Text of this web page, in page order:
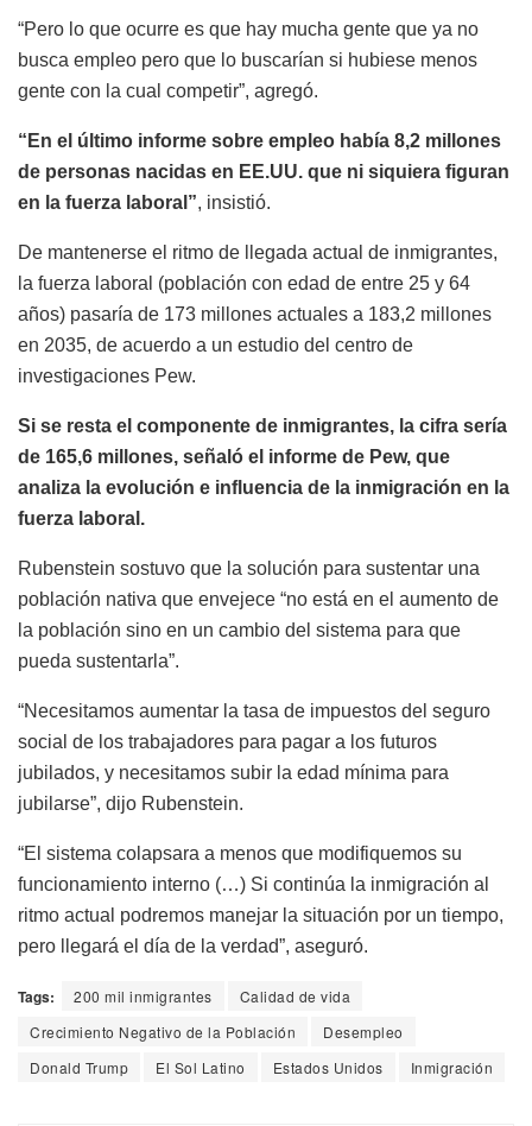
“Pero lo que ocurre es que hay mucha gente que ya no
busca empleo pero que lo buscarían si hubiese menos
gente con la cual competir”, agregó.
“En el último informe sobre empleo había 8,2 millones
de personas nacidas en EE.UU. que ni siquiera figuran
en la fuerza laboral”, insistió.
De mantenerse el ritmo de llegada actual de inmigrantes,
la fuerza laboral (población con edad de entre 25 y 64
años) pasaría de 173 millones actuales a 183,2 millones
en 2035, de acuerdo a un estudio del centro de
investigaciones Pew.
Si se resta el componente de inmigrantes, la cifra sería
de 165,6 millones, señaló el informe de Pew, que
analiza la evolución e influencia de la inmigración en la
fuerza laboral.
Rubenstein sostuvo que la solución para sustentar una
población nativa que envejece “no está en el aumento de
la población sino en un cambio del sistema para que
pueda sustentarla”.
“Necesitamos aumentar la tasa de impuestos del seguro
social de los trabajadores para pagar a los futuros
jubilados, y necesitamos subir la edad mínima para
jubilarse”, dijo Rubenstein.
“El sistema colapsara a menos que modifiquemos su
funcionamiento interno (…) Si continúa la inmigración al
ritmo actual podremos manejar la situación por un tiempo,
pero llegará el día de la verdad”, aseguró.
Tags: 200 mil inmigrantes
Calidad de vida
Crecimiento Negativo de la Población
Desempleo
Donald Trump
El Sol Latino Estados Unidos Inmigración